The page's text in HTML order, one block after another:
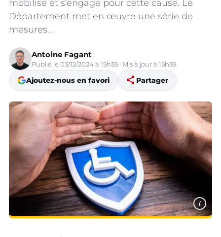
mobilise et s’engage pour cette cause. Le
Département met en œuvre une série de
mesures…
Antoine Fagant
Publié le 03/12/2024 à 15h35 · Mis à jour à 15h39
Ajoutez-nous en favori share Partager
i